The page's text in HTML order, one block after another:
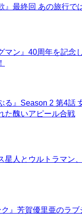
』最終回 あの旅行
マン』40周年を記
る』Season 2 第4話
た醜いアピール合戦
星人とウルトラマン
ク』芳賀優里亜のラ